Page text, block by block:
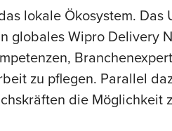
lokale Ökosystem. Das
globales Wipro Delivery
zu pflegen. Parallel
die Möglichkeit